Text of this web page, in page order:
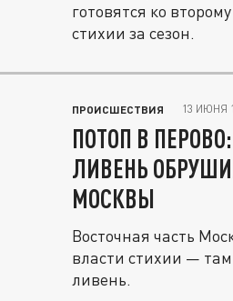
готовятся ко
стихии за сезон.
ПРОИСШЕСТВИЯ 13 ИЮНЯ
ПОТОП В
ЛИВЕНЬ
МОСКВЫ
Восточная часть
власти стихии —
ливень.